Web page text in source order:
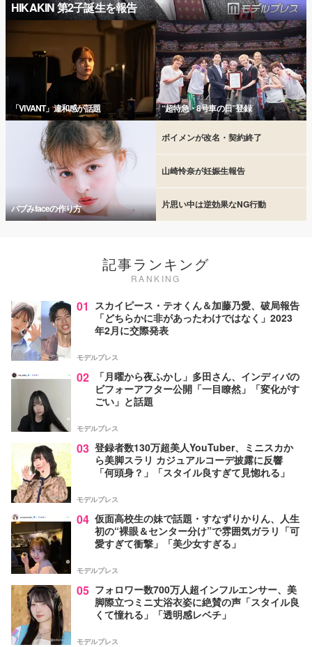
HIKAKIN 第2子誕生を報告
「VIVANT」違和感が話題 “超特急・8号車の日”登録
バブみfaceの作り方
ボイメンが改名・契約終了
山崎怜奈が妊娠生報告
片思い中は逆効果なNG行動
記事ランキング
RANKING
01 スカイピース・テオくん＆加藤乃愛、破局報告
「どちらかに非があったわけではなく」2023
年2月に交際発表
モデルプレス
02
「月曜から夜ふかし」多田さん、インディバの
ビフォーアフター公開「一目瞭然」「変化がす
ごい」と話題
モデルプレス
03 登録者数130万超美人YouTuber、ミニスカか
ら美脚スラリ カジュアルコーデ披露に反響
「何頭身？」「スタイル良すぎて見惚れる」
モデルプレス
04 仮面高校生の妹で話題・すなずりかりん、人生
初の“裸眼＆センター分け”で雰囲気ガラリ「可
愛すぎて衝撃」「美少女すぎる」
モデルプレス
05 フォロワー数700万人超インフルエンサー、美
脚際立つミニ丈浴衣姿に絶賛の声「スタイル良
くて憧れる」「透明感レベチ」
モデルプレス